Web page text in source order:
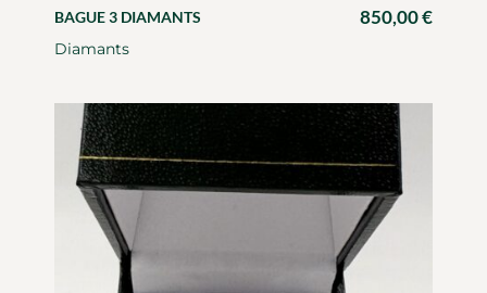
BAGUE 3 DIAMANTS 850,00€
Diamants